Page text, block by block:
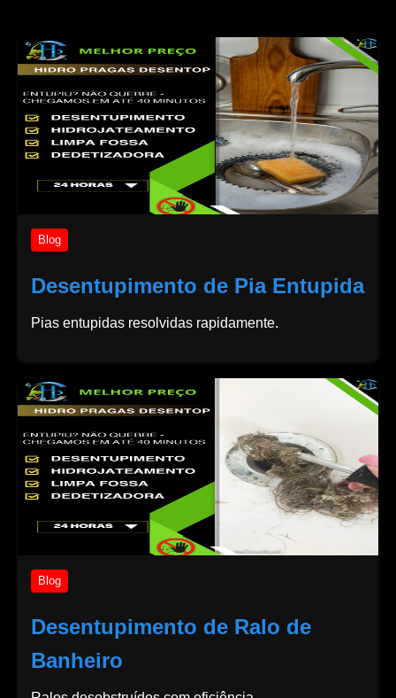
Blog
Desentupimento de Pia Entupida
Pias entupidas resolvidas rapidamente.
Blog
Desentupimento de Ralo de
Banheiro